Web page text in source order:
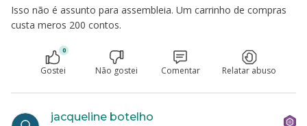
Isso não é assunto para assembleia. Um carrinho de compras
custa meros 200 contos.
0
Gostei Não gostei Comentar Relatar abuso
jacqueline botelho